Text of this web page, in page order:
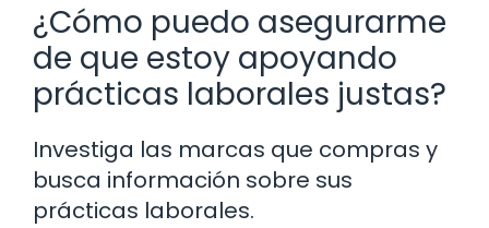
¿Cómo puedo asegurarme
de que estoy apoyando
prácticas laborales justas?
Investiga las marcas que compras y
busca información sobre sus
prácticas laborales.